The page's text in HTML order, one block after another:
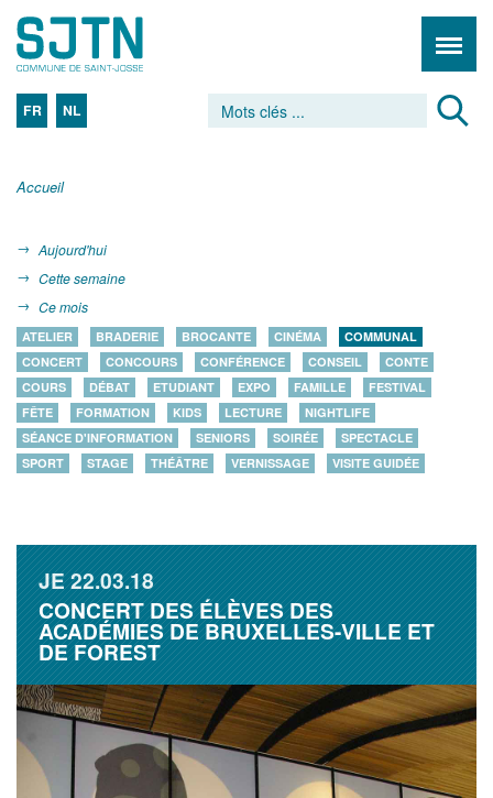
FR NL
Accueil
Aujourd'hui
Cette semaine
Ce mois
ATELIER BRADERIE BROCANTE CINÉMA
COMMUNAL
CONCERT
CONCOURS CONFÉRENCE CONSEIL
CONTE
COURS
DÉBAT ETUDIANT EXPO FAMILLE
FESTIVAL
FÊTE
FORMATION KIDS LECTURE
NIGHTLIFE
SÉANCE D'INFORMATION
SENIORS SOIRÉE
SPECTACLE
SPORT
STAGE THÉÂTRE VERNISSAGE VISITE GUIDÉE
JE22.03.18
CONCERT DES ÉLÈVES DES
ACADÉMIES DE BRUXELLES-VILLE ET
DE FOREST